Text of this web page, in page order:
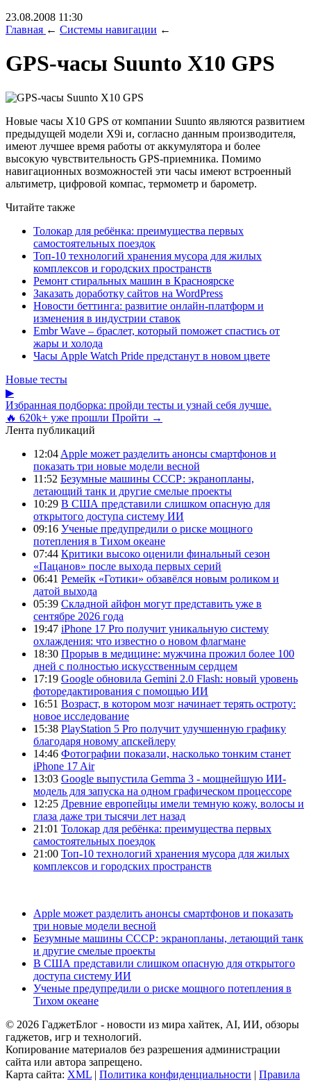
23.08.2008 11:30
Главная ← Системы навигации ←
GPS-часы Suunto X10 GPS
Новые часы X10 GPS от компании Suunto являются развитием
предыдущей модели X9i и, согласно данным производителя,
имеют лучшее время работы от аккумулятора и более
высокую чувствительность GPS-приемника. Помимо
навигационных возможностей эти часы имеют встроенный
альтиметр, цифровой компас, термометр и барометр.
Читайте также
Толокар для ребёнка: преимущества первых
самостоятельных поездок
Топ-10 технологий хранения мусора для жилых
комплексов и городских пространств
Ремонт стиральных машин в Красноярске
Заказать доработку сайтов на WordPress
Новости беттинга: развитие онлайн-платформ и
изменения в индустрии ставок
Embr Wave – браслет, который поможет спастись от
жары и холода
Часы Apple Watch Pride предстанут в новом цвете
Новые тесты
▶
Избранная подборка: пройди тесты и узнай себя лучше.
🔥 620k+ уже прошли Пройти →
Лента публикаций
12:04 Apple может разделить анонсы смартфонов и
показать три новые модели весной
11:52 Безумные машины СССР: экранопланы,
летающий танк и другие смелые проекты
10:29 В США представили слишком опасную для
открытого доступа систему ИИ
09:16 Ученые предупредили о риске мощного
потепления в Тихом океане
07:44 Критики высоко оценили финальный сезон
«Пацанов» после выхода первых серий
06:41 Ремейк «Готики» обзавёлся новым роликом и
датой выхода
05:39 Складной айфон могут представить уже в
сентябре 2026 года
19:47 iPhone 17 Pro получит уникальную систему
охлаждения: что известно о новом флагмане
18:30 Прорыв в медицине: мужчина прожил более 100
дней с полностью искусственным сердцем
17:19 Google обновила Gemini 2.0 Flash: новый уровень
фоторедактирования с помощью ИИ
16:51 Возраст, в котором мозг начинает терять остроту:
новое исследование
15:38 PlayStation 5 Pro получит улучшенную графику
благодаря новому апскейлеру
14:46 Фотографии показали, насколько тонким станет
iPhone 17 Air
13:03 Google выпустила Gemma 3 - мощнейшую ИИ-
модель для запуска на одном графическом процессоре
12:25 Древние европейцы имели темную кожу, волосы и
глаза даже три тысячи лет назад
21:01 Толокар для ребёнка: преимущества первых
самостоятельных поездок
21:00 Топ-10 технологий хранения мусора для жилых
комплексов и городских пространств
Apple может разделить анонсы смартфонов и показать
три новые модели весной
Безумные машины СССР: экранопланы, летающий танк
и другие смелые проекты
В США представили слишком опасную для открытого
доступа систему ИИ
Ученые предупредили о риске мощного потепления в
Тихом океане
© 2026 ГаджетБлог - новости из мира хайтек, AI, ИИ, обзоры
гаджетов, игр и технологий.
Копирование материалов без разрешения администрации
сайта или автора запрещено.
Карта сайта: XML | Политика конфиденциальности | Правила